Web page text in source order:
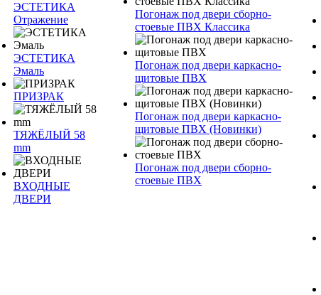
ЭСТЕТИКА
Отражение
ЭСТЕТИКА
Эмаль
ПРИЗРАК
ТЯЖЁЛЫЙ 58
mm
ВХОДНЫЕ
ДВЕРИ
Погонаж под двери сборно-
стоевые ПВХ Классика
Погонаж под двери каркасно-
щитовые ПВХ
Погонаж под двери каркасно-
щитовые ПВХ (Новинки)
Погонаж под двери сборно-
стоевые ПВХ